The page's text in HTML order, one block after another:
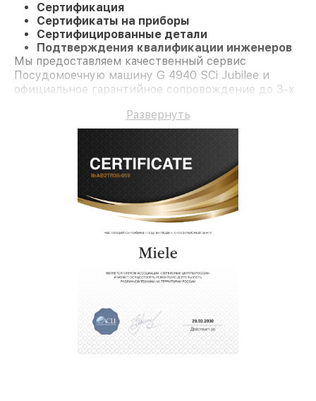
Сертификация
Сертификаты на приборы
Сертифицированные детали
Подтверждения квалификации инженеров
Мы предоставляем качественный сервис
Посудомоечную машину G 4940 SCi Jubilee и
официальное гарантийное сопровождение до 3-х
Развернуть